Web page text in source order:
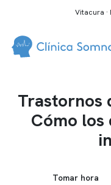
Vitacura ·
Trastornos
Cómo los
Tomar hora